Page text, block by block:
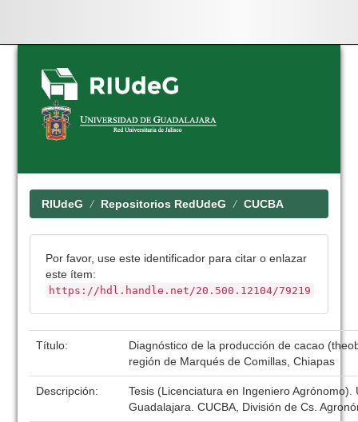
Skip
navigation
RIUdeG Repositorios RedUdeG CUCBA
Por favor, use este identificador para citar o enlazar
este ítem:
https://hdl.handle.net/20.500.12104/79219
Título:
Diagnóstico de la producción de cacao
región de Marqués de Comillas, Chiapas
Descripción:
Tesis (Licenciatura en Ingeniero Agrónomo).
Guadalajara. CUCBA, División de Cs.